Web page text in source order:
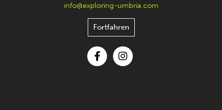
info@exploring-umbria.com
Fortfahren